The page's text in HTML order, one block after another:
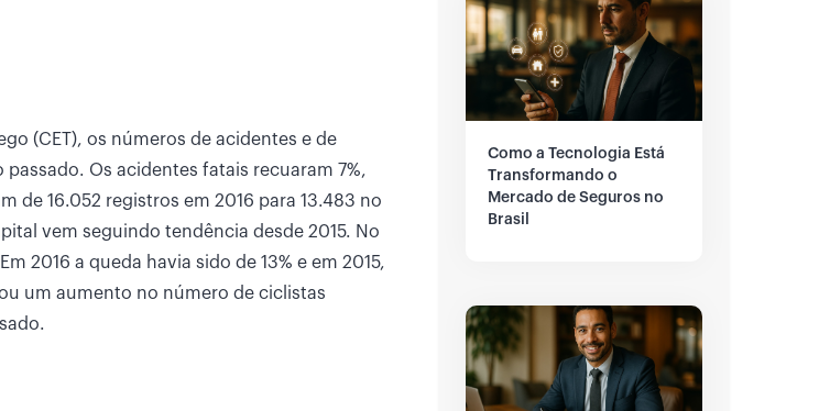
(CET), os números de acidentes e de
Os acidentes fatais recuaram 7%,
de 16.052 registros em 2016 para 13.483 no
vem seguindo tendência desde 2015. No
2016 a queda havia sido de 13% e em 2015,
um aumento no número de ciclistas
Como a Tecnologia Está
Transformando o
Mercado de Seguros no
Brasil